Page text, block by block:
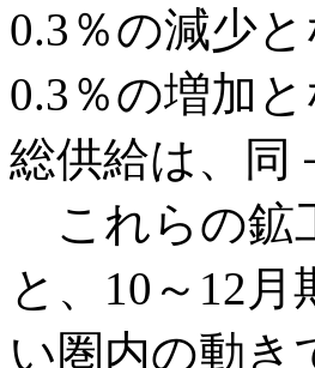
0.3％の減少
0.3％の増加
総供給は、同
これらの鉱
と、10～12
い圏内の動き